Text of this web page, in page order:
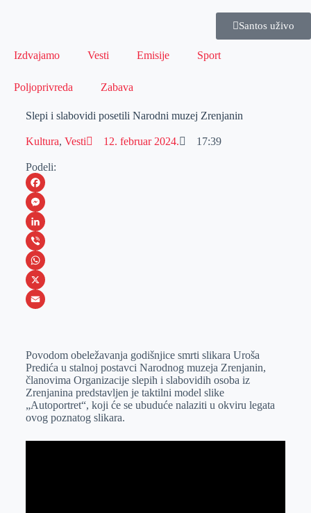
Santos uživo
Izdvajamo Vesti Emisije Sport
Poljoprivreda Zabava
Slepi i slabovidi posetili Narodni muzej Zrenjanin
Kultura, Vesti 12. februar 2024. 17:39
Podeli:
F
a
c
e
b
o
M
e
s
s
e
e
r
L
i
n
k
I
n
V
i
b
W
h
s
A
p
p
X
a
i
l
Povodom obeležavanja godišnjice smrti slikara Uroša
Predića u stalnoj postavci Narodnog muzeja Zrenjanin,
članovima Organizacije slepih i slabovidih osoba iz
Zrenjanina predstavljen je taktilni model slike
„Autoportret“, koji će se ubuduće nalaziti u okviru legata
ovog poznatog slikara.